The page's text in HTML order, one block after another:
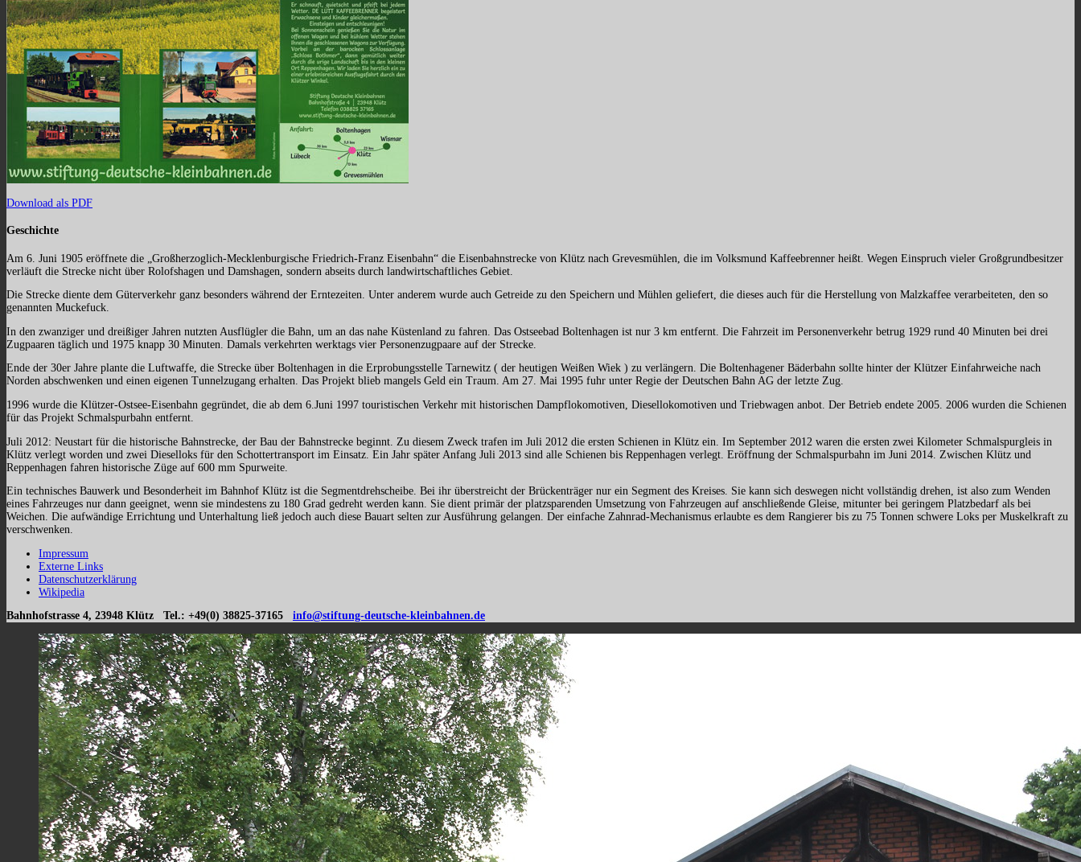
Download als PDF
Geschichte
Am 6. Juni 1905 eröffnete die „Großherzoglich-Mecklenburgische Friedrich-Franz Eisenbahn“ die Eisenbahnstrecke von Klütz nach Grevesmühlen, die im Volksmund Kaffeebrenner heißt. Wegen Einspruch vieler Großgrundbesitzer
verläuft die Strecke nicht über Rolofshagen und Damshagen, sondern abseits durch landwirtschaftliches Gebiet.
Die Strecke diente dem Güterverkehr ganz besonders während der Erntezeiten. Unter anderem wurde auch Getreide zu den Speichern und Mühlen geliefert, die dieses auch für die Herstellung von Malzkaffee verarbeiteten, den so
genannten Muckefuck.
In den zwanziger und dreißiger Jahren nutzten Ausflügler die Bahn, um an das nahe Küstenland zu fahren. Das Ostseebad Boltenhagen ist nur 3 km entfernt. Die Fahrzeit im Personenverkehr betrug 1929 rund 40 Minuten bei drei
Zugpaaren täglich und 1975 knapp 30 Minuten. Damals verkehrten werktags vier Personenzugpaare auf der Strecke.
Ende der 30er Jahre plante die Luftwaffe, die Strecke über Boltenhagen in die Erprobungsstelle Tarnewitz ( der heutigen Weißen Wiek ) zu verlängern. Die Boltenhagener Bäderbahn sollte hinter der Klützer Einfahrweiche nach
Norden abschwenken und einen eigenen Tunnelzugang erhalten. Das Projekt blieb mangels Geld ein Traum. Am 27. Mai 1995 fuhr unter Regie der Deutschen Bahn AG der letzte Zug.
1996 wurde die Klützer-Ostsee-Eisenbahn gegründet, die ab dem 6.Juni 1997 touristischen Verkehr mit historischen Dampflokomotiven, Diesellokomotiven und Triebwagen anbot. Der Betrieb endete 2005. 2006 wurden die Schienen
für das Projekt Schmalspurbahn entfernt.
Juli 2012: Neustart für die historische Bahnstrecke, der Bau der Bahnstrecke beginnt. Zu diesem Zweck trafen im Juli 2012 die ersten Schienen in Klütz ein. Im September 2012 waren die ersten zwei Kilometer Schmalspurgleis in
Klütz verlegt worden und zwei Dieselloks für den Schottertransport im Einsatz. Ein Jahr später Anfang Juli 2013 sind alle Schienen bis Reppenhagen verlegt. Eröffnung der Schmalspurbahn im Juni 2014. Zwischen Klütz und
Reppenhagen fahren historische Züge auf 600 mm Spurweite.
Ein technisches Bauwerk und Besonderheit im Bahnhof Klütz ist die Segmentdrehscheibe. Bei ihr überstreicht der Brückenträger nur ein Segment des Kreises. Sie kann sich deswegen nicht vollständig drehen, ist also zum Wenden
eines Fahrzeuges nur dann geeignet, wenn sie mindestens zu 180 Grad gedreht werden kann. Sie dient primär der platzsparenden Umsetzung von Fahrzeugen auf anschließende Gleise, mitunter bei geringem Platzbedarf als bei
Weichen. Die aufwändige Errichtung und Unterhaltung ließ jedoch auch diese Bauart selten zur Ausführung gelangen. Der einfache Zahnrad-Mechanismus erlaubte es dem Rangierer bis zu 75 Tonnen schwere Loks per Muskelkraft zu
verschwenken.
Impressum
Externe Links
Datenschutzerklärung
Wikipedia
Bahnhofstrasse 4, 23948 Klütz Tel.: +49(0) 38825-37165 info@stiftung-deutsche-kleinbahnen.de